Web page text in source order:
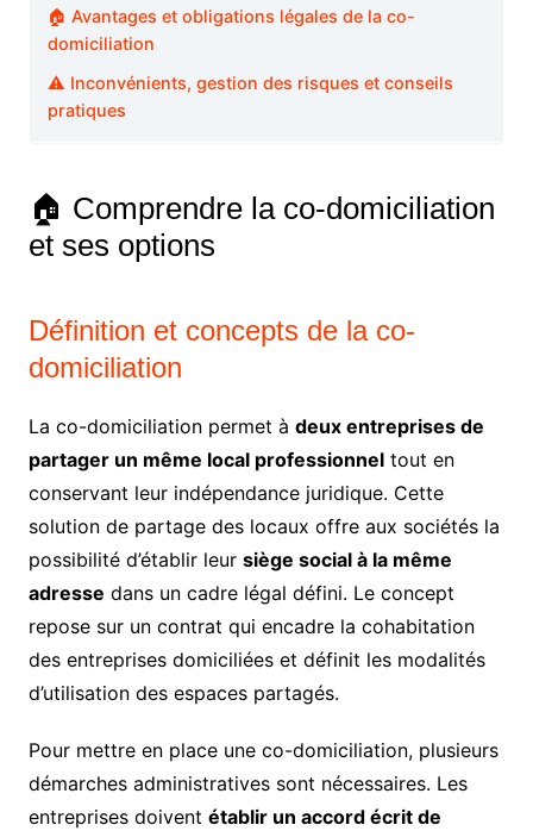
🏠 Avantages et obligations légales de la co-
domiciliation
⚠️ Inconvénients, gestion des risques et conseils
pratiques
🏠 Comprendre la co-domiciliation
et ses options
Définition et concepts de la co-
domiciliation
La co-domiciliation permet à deux entreprises de
partager un même local professionneltout en
conservant leur indépendance juridique. Cette
solution de partage des locaux offre aux sociétés la
possibilité d’établir leur siège social à la même
adresse dans un cadre légal défini. Le concept
repose sur un contrat qui encadre la cohabitation
des entreprises domiciliées et définit les modalités
d’utilisation des espaces partagés.
Pour mettre en place une co-domiciliation, plusieurs
démarches administratives sont nécessaires. Les
entreprises doivent établir un accord écrit de